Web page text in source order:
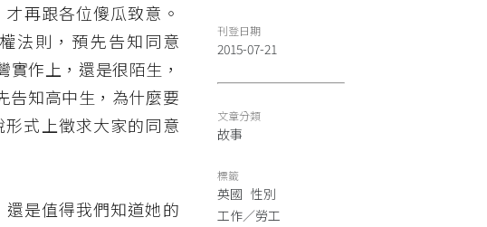
再跟各位傻瓜致意。
法則，預先告知同意
作上，還是很陌生，
告知高中生，為什麼要
式上徵求大家的同意
是值得我們知道她的
刊登日期
2015-07-21
文章分類
故事
標籤
英國 性別
工作／勞工